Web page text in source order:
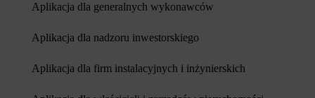
Aplikacja dla generalnych wykonawców
Aplikacja dla nadzoru inwestorskiego
Aplikacja dla firm instalacyjnych i inżynierskich